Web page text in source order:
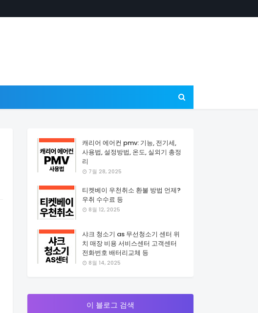
캐리어 에어컨 pmv: 기능, 전기세,
사용법, 설정방법, 온도, 실외기 총정
리
7월 28, 2025
티켓베이 우천취소 환불 방법 언제?
우취 수수료 등
8월 12, 2025
샤크 청소기 as 무선청소기 센터 위
치 매장 비용 서비스센터 고객센터
전화번호 배터리교체 등
8월 14, 2025
이 블로그 검색